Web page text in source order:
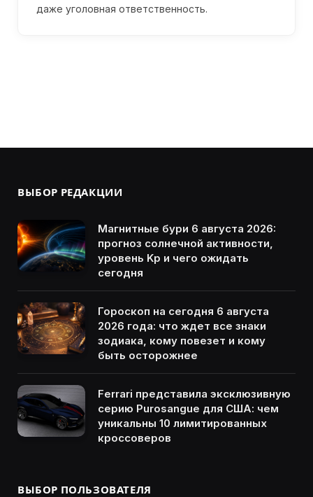
даже уголовная ответственность.
ВЫБОР РЕДАКЦИИ
Магнитные бури 6 августа 2026:
прогноз солнечной активности,
уровень Kp и чего ожидать
сегодня
Гороскоп на сегодня 6 августа
2026 года: что ждет все знаки
зодиака, кому повезет и кому
быть осторожнее
Ferrari представила эксклюзивную
серию Purosangue для США: чем
уникальны 10 лимитированных
кроссоверов
ВЫБОР ПОЛЬЗОВАТЕЛЯ